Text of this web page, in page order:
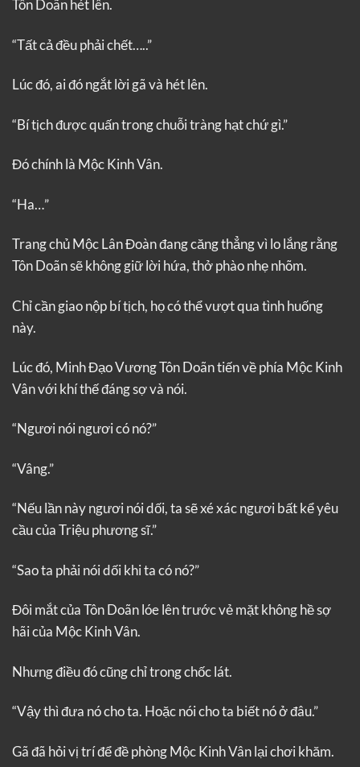
Tôn Doãn hét lên.
“Tất cả đều phải chết…..”
Lúc đó, ai đó ngắt lời gã và hét lên.
“Bí tịch được quấn trong chuỗi tràng hạt chứ gì.”
Đó chính là Mộc Kinh Vân.
“Ha…”
Trang chủ Mộc Lân Đoàn đang căng thẳng vì lo lắng rằng
Tôn Doãn sẽ không giữ lời hứa, thở phào nhẹ nhõm.
Chỉ cần giao nộp bí tịch, họ có thể vượt qua tình huống
này.
Lúc đó, Minh Đạo Vương Tôn Doãn tiến về phía Mộc Kinh
Vân với khí thế đáng sợ và nói.
“Ngươi nói ngươi có nó?”
“Vâng.”
“Nếu lần này ngươi nói dối, ta sẽ xé xác ngươi bất kể yêu
cầu của Triệu phương sĩ.”
“Sao ta phải nói dối khi ta có nó?”
Đôi mắt của Tôn Doãn lóe lên trước vẻ mặt không hề sợ
hãi của Mộc Kinh Vân.
Nhưng điều đó cũng chỉ trong chốc lát.
“Vậy thì đưa nó cho ta. Hoặc nói cho ta biết nó ở đâu.”
Gã đã hỏi vị trí để đề phòng Mộc Kinh Vân lại chơi khăm.